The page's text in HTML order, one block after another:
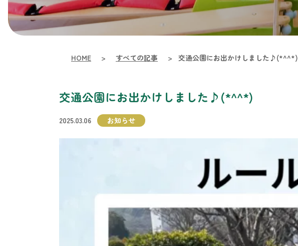
HOME > すべての記事 > 交通公園にお出かけしました♪(*^^*)
交通公園にお出かけしました♪(*^^*)
2025.03.06 お知らせ